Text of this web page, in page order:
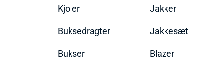
Kjoler
Buksedragter
Bukser
Jakker
Jakkesæt
Blazer